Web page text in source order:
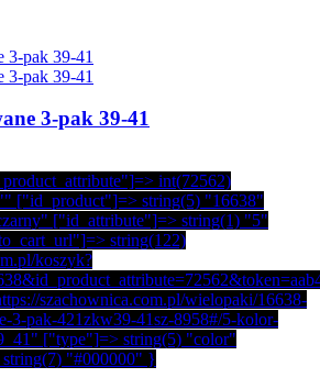
3-pak 39-41
int(72562)
["id_product"]=> string(5) "16638"
["id_attribute"]=> string(1) "5"
string(122)
koszyk?
szachownica.com.pl/wielopaki/16638-
3-pak-421zkw39-41sz-8958#/5-kolor-
["type"]=> string(5) "color"
"#000000" }